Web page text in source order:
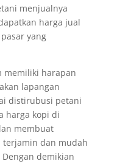
menjualnya
harga jual
yang
memiliki harapan
lapangan
distirubusi petani
harga kopi di
membuat
terjamin dan mudah
demikian